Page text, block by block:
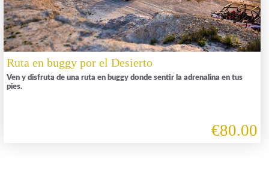
Ruta en buggy por el Desierto
Ven y disfruta de una ruta en buggy donde sentir la adrenalina en tus
pies.
€80.00